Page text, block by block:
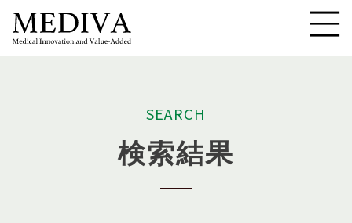
SEARCH
検索結果